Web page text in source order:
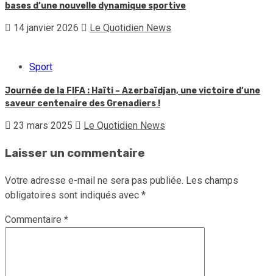
bases d’une nouvelle dynamique sportive
14 janvier 2026 Le Quotidien News
Sport
Journée de la FIFA : Haïti – Azerbaïdjan, une victoire d’une
saveur centenaire des Grenadiers !
23 mars 2025 Le Quotidien News
Laisser un commentaire
Votre adresse e-mail ne sera pas publiée. Les champs
obligatoires sont indiqués avec *
Commentaire *